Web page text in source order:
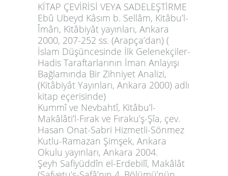
KİTAP ÇEVİRİSİ VEYA SADELEŞTİRME
Ebû Ubeyd Kâsım b. Sellâm, Kitâbu’l-
Îmân, Kitâbiyât yayınları, Ankara
2000, 207-252 ss. (Arapça’dan) (
İslam Düşüncesinde İlk Gelenekçiler-
Hadis Taraftarlarının İman Anlayışı
Bağlamında Bir Zihniyet Analizi,
(Kitâbiyât Yayınları, Ankara 2000) adlı
kitap eçerisinde)
Kummî ve Nevbahtî, Kitâbu’l-
Makâlâti’l-Fırak ve Fıraku’ş-Şîa, çev.
Hasan Onat-Sabri Hizmetli-Sönmez
Kutlu-Ramazan Şimşek, Ankara
Okulu yayınları, Ankara 2004.
Şeyh Safiyüddîn el-Erdebilî, Makâlât